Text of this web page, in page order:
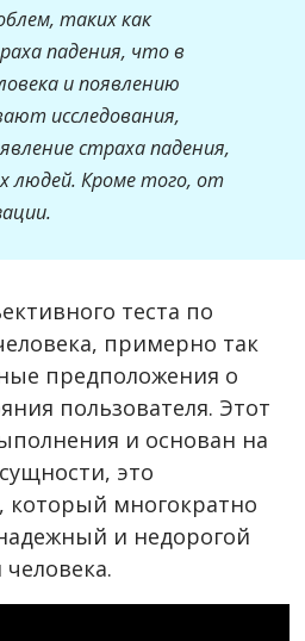
таких как
падения, что в
и появлению
исследования,
страха падения,
людей. Кроме того, от
теста по
примерно так
предположения о
пользователя. Этот
и основан на
это
который многократно
и недорогой